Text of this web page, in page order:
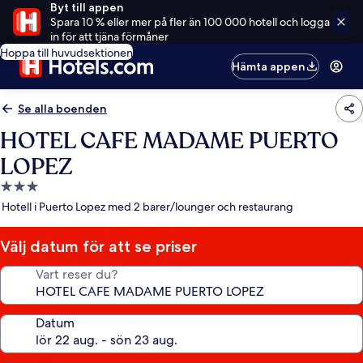
Byt till appen
Spara 10 % eller mer på fler än 100 000 hotell och logga
in för att tjäna förmåner
Hoppa till huvudsektionen
Hämta appen
Se alla boenden
HOTEL CAFE MADAME PUERTO
LOPEZ
3.0-
stjärnigt
Hotell i Puerto Lopez med 2 barer/lounger och restaurang
Välj datum för att se priser
Vart reser du?
Datum